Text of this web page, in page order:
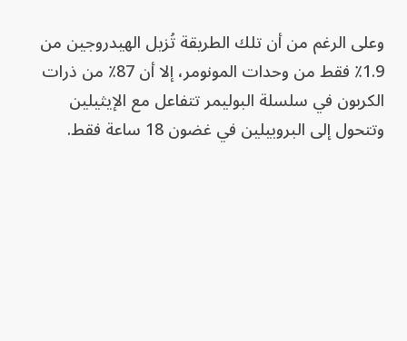
وعلى الرغم من أن تلك الطريقة تُزيل الهيدروجين من
1.9٪ فقط من وحدات المونومر، إلا أن 87٪ من ذرات
الكربون في سلسلة البوليمر تتفاعل مع الإيثيلين
وتتحول إلى البروبيلين في غضون 18 ساعة فقط.